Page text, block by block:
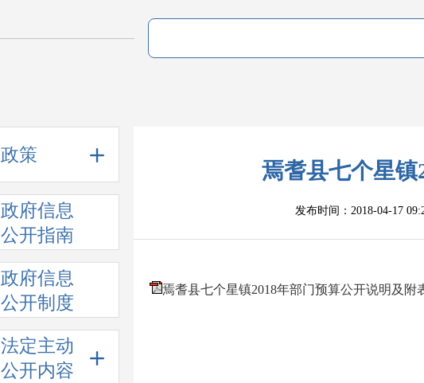
政策
政府信息
公开指南
政府信息
公开制度
法定主动
公开内容
焉耆县七个星镇
发布时间： 2018-04-17
焉耆县七个星镇2018年部门预算公开说明及附